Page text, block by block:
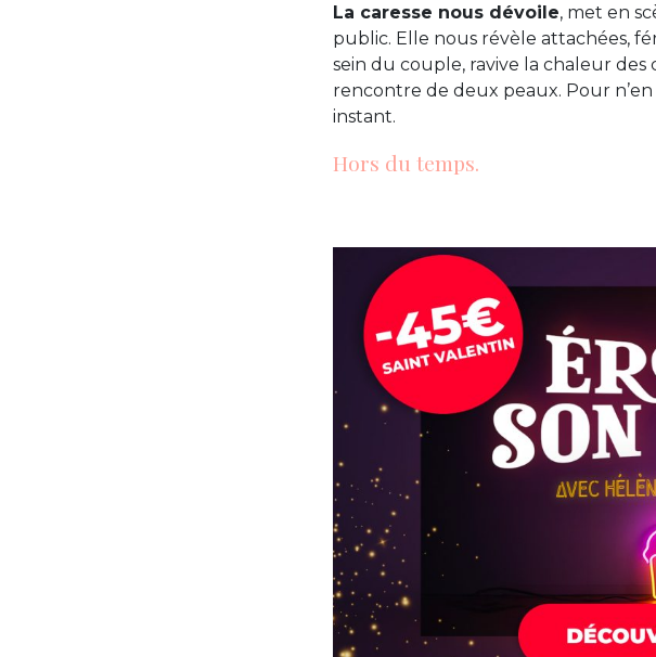
La caresse nous dévoile, met en
public. Elle nous révèle attachées,
sein du couple, ravive la chaleur
rencontre de deux peaux. Pour
instant.
Hors du temps.